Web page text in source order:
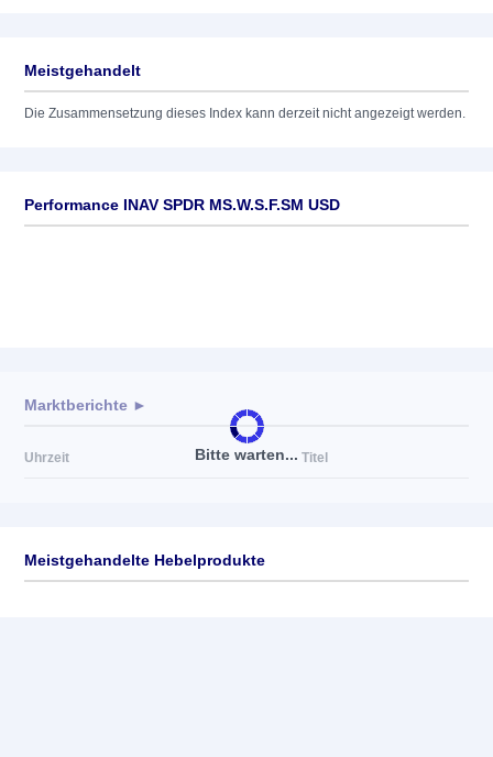
Meistgehandelt
Die Zusammensetzung dieses Index kann derzeit nicht angezeigt werden.
Performance INAV SPDR MS.W.S.F.SM USD
Bitte warten...
Marktberichte ►
Uhrzeit Titel
Meistgehandelte Hebelprodukte